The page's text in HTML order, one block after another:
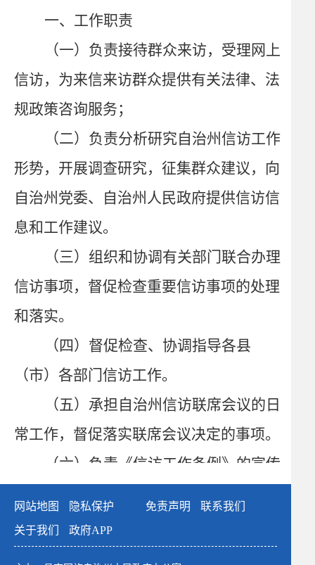
一、工作职责
（一）负责接待群众来访，受理网上
信访，为来信来访群众提供有关法律、法
规政策咨询服务；
（二）负责分析研究自治州信访工作
形势，开展调查研究，征集群众建议，向
自治州党委、自治州人民政府提供信访信
息和工作建议。
（三）组织和协调有关部门联合办理
信访事项，督促检查重要信访事项的处理
和落实。
（四）督促检查、协调指导各县
（市）各部门信访工作。
（五）承担自治州信访联席会议的日
常工作，督促落实联席会议决定的事项。
（六）负责《信访工作条例》的宣传
化建设。
（七）完成自治州人民政府交办的其
网站地图 隐私保护 免责声明
联系我们
关于我们
政府APP